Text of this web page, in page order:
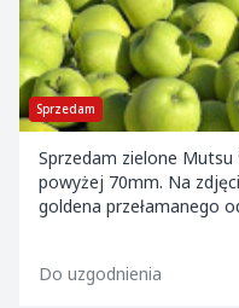
Sprzedam
Sprzedam zielone
powyżej 70mm. Na zdjęciu golden.
goldena przełamanego
Do uzgodnienia